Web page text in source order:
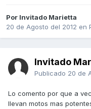
Por Invitado Marietta
20 de Agosto del 2012 en
Invitado
Publicado 20 de
Lo comento por que a
llevan motos mas